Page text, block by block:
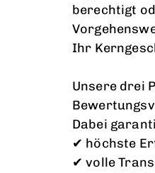
berechtigt
Ihr
Unsere drei
Dabei
✔ höchste
✔ volle